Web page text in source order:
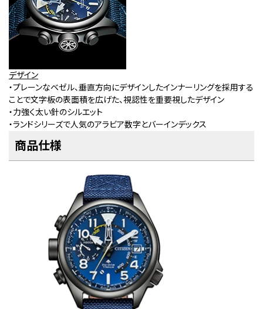
デザイン
・プレーンなベゼル、垂直方向にデザインしたインナーリングを採用する
ことで文字板の表面積を広げた、視認性を重要視したデザイン
・力強く太い針のシルエット
・ランドシリーズで人気のアラビア数字とバーインデックス
商品仕様